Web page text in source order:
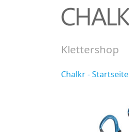
Klettershop
Chalkr - Startseite